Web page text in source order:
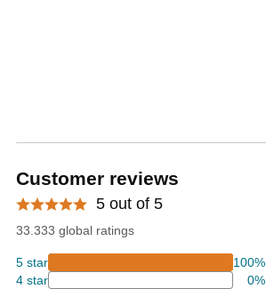
Customer reviews
5 out of 5
33.333 global ratings
5 star
100%
4 star
0%